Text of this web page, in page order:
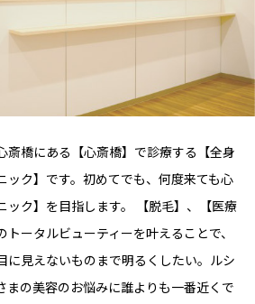
斎橋にある【心斎橋】で診療する【全身
ック】です。初めてでも、何度来ても心
ック】を目指します。 【脱毛】、【医療
ータルビューティーを叶えることで、
に見えないものまで明るくしたい。ルシ
まの美容のお悩みに誰よりも一番近くで